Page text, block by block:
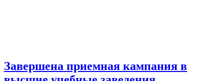
Завершена приемная кампания в